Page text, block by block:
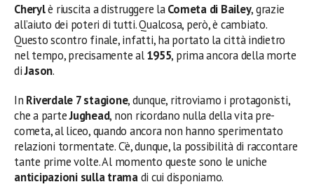
Cherylè riuscita a distruggere laCometa di Bailey, grazie
all’aiuto dei poteri di tutti. Qualcosa, però, è cambiato.
Questo scontro finale, infatti, ha portato la città indietro
nel tempo, precisamente al1955, prima ancora della morte
diJason.
In Riverdale 7 stagione, dunque, ritroviamo i protagonisti,
che a parteJughead, non ricordano nulla della vita pre-
cometa, al liceo, quando ancora non hanno sperimentato
relazioni tormentate. C’è, dunque, la possibilità di raccontare
tante prime volte. Al momento queste sono le uniche
anticipazioni sulla tramadi cui disponiamo.